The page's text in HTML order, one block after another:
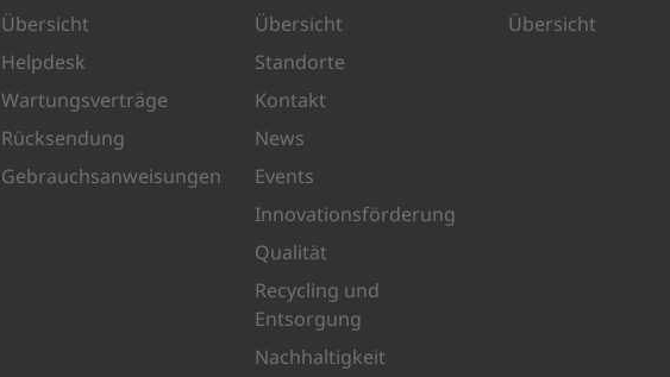
Übersicht
Helpdesk
Wartungsverträge
Rücksendung
Gebrauchsanweisungen
Übersicht
Standorte
Kontakt
News
Events
Innovationsförderung
Qualität
Recycling und
Entsorgung
Nachhaltigkeit
Übersicht